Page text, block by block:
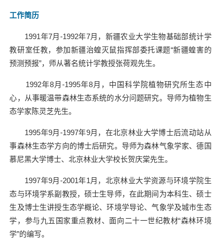
工作简历
1991年7月 -1992年7月，新疆农业大学生物基础部统计学
教研室任教，参加新疆治蝗灭鼠指挥部委托课题“新疆蝗害的
预测预报”，师从著名统计学教授张荷观先生。
1992年8月 -1995年8月，中国科学院植物研究所生态中
心，从事暖温带森林生态系统的水分问题研究。导师为植物生
态学家陈灵芝先生。
1995年9月 -1997年9月，在北京林业大学博士后流动站从
事森林生态学方向的博士后研究。导师为森林气象学家、德国
慕尼黑大学博士、北京林业大学校长贺庆棠先生。
1997年9月 -2001年1月，北京林业大学资源与环境学院生
态与环境学系副教授，硕士生导师，在此期间为本科生、硕士
生及博士生讲授生态学概论、环境学导论、气象学及城市生态
学，参与九五国家重点教材、面向二十一世纪教材“森林环境
学”的编写。